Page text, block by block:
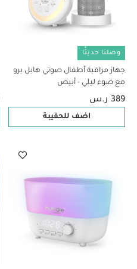
وصلنا حديثًا
جهاز مراقبة أطفال صوتي هابل برو
مع ضوء ليلي - أبيض
389 ر.س
اضف للحقيبة